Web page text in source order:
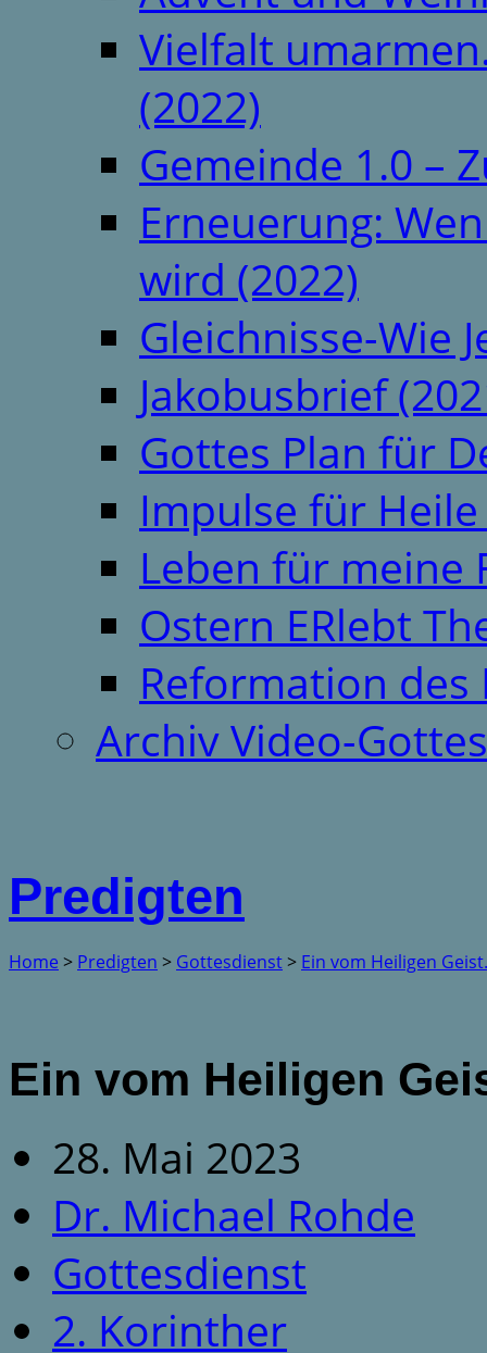
Vielfalt
(2022)
Gemeinde 1.0 –
Erneuerung:
wird (2022)
Gleichnisse-Wie
Jakobusbrief
Gottes Plan für
Impulse für
Leben für meine
Ostern ERlebt
Reformation des
Archiv Video-
Predigten
Home > Predigten > Gottesdienst> Ein vom Heiligen
Ein vom Heiligen
28. Mai 2023
Dr. Michael Rohde
Gottesdienst
2. Korinther